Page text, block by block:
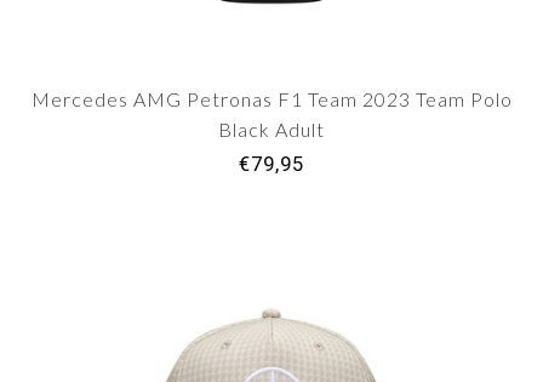
Mercedes AMG Petronas F1 Team 2023 Team Polo
Black Adult
€79,95